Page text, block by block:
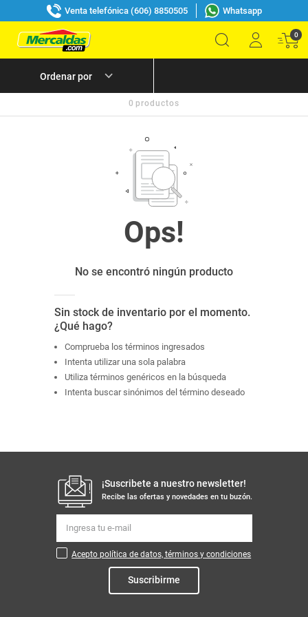
Venta telefónica (606) 8850505 Whatsapp
0
0 productos
No se encontró ningún producto
Sin stock de inventario por el momento.
¿Qué hago?
Comprueba los términos ingresados
Intenta utilizar una sola palabra
Utiliza términos genéricos en la búsqueda
Intenta buscar sinónimos del término deseado
¡Suscribete a nuestro newsletter!
Recibe las ofertas y novedades en tu buzón.
Acepto política de datos, términos y condiciones
Suscribirme